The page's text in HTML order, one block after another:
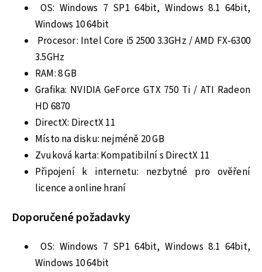
OS: Windows 7 SP1 64bit, Windows 8.1 64bit,
Windows 10 64bit
Procesor: Intel Core i5 2500 3.3GHz / AMD FX-6300
3.5GHz
RAM: 8 GB
Grafika: NVIDIA GeForce GTX 750 Ti / ATI Radeon
HD 6870
DirectX: DirectX 11
Místo na disku: nejméně 20 GB
Zvuková karta: Kompatibilní s DirectX 11
Připojení k internetu: nezbytné pro ověření
licence a online hraní
Doporučené požadavky
OS: Windows 7 SP1 64bit, Windows 8.1 64bit,
Windows 10 64bit